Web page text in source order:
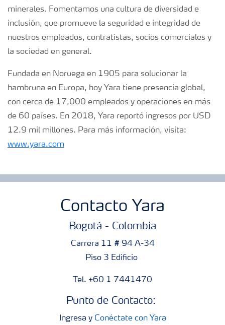
minerales. Fomentamos una cultura de diversidad e
inclusión, que promueve la seguridad e integridad de
nuestros empleados, contratistas, socios comerciales y
la sociedad en general.
Fundada en Noruega en 1905 para solucionar la
hambruna en Europa, hoy Yara tiene presencia global,
con cerca de 17,000 empleados y operaciones en más
de 60 países. En 2018, Yara reportó ingresos por USD
12.9 mil millones. Para más información, visita:
www.yara.com
Contacto Yara
Bogotá - Colombia
Carrera 11 # 94 A-34
Piso 3 Edificio
Tel. +60 1 7441470
Punto de Contacto:
Ingresa y Conéctate con Yara